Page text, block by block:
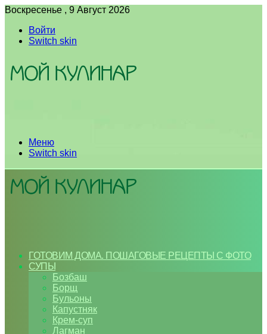
Воскресенье , 9 Август 2026
Войти
Switch skin
Меню
Switch skin
ГОТОВИМ ДОМА. ПОШАГОВЫЕ РЕЦЕПТЫ С ФОТО
СУПЫ
Бозбаш
Борщ
Бульоны
Капустняк
Крем-суп
Лагман